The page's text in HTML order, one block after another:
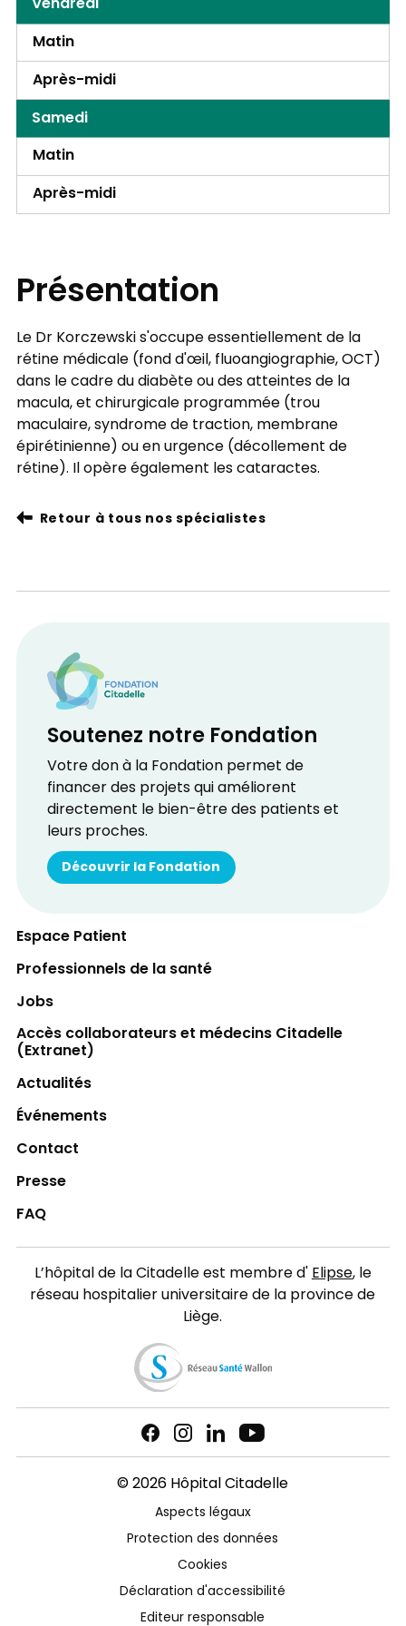
Matin
Après-midi
Samedi
Matin
Après-midi
Présentation
Le Dr Korczewski s'occupe essentiellement de la
rétine médicale (fond d'œil, fluoangiographie, OCT)
dans le cadre du diabète ou des atteintes de la
macula, et chirurgicale programmée (trou
maculaire, syndrome de traction, membrane
épirétinienne) ou en urgence (décollement de
rétine). Il opère également les cataractes.
Retour à tous nos spécialistes
Soutenez notre Fondation
Votre don à la Fondation permet de
financer des projets qui améliorent
directement le bien-être des patients et
leurs proches.
Découvrir la Fondation
Espace Patient
Professionnels de la santé
Jobs
Accès collaborateurs et médecins Citadelle
(Extranet)
Actualités
Événements
Contact
Presse
FAQ
L’hôpital de la Citadelle est membre d'Elipse, le
réseau hospitalier universitaire de la province de
Liège.
© 2026 Hôpital Citadelle
Aspects légaux
Protection des données
Cookies
Déclaration d'accessibilité
Editeur responsable